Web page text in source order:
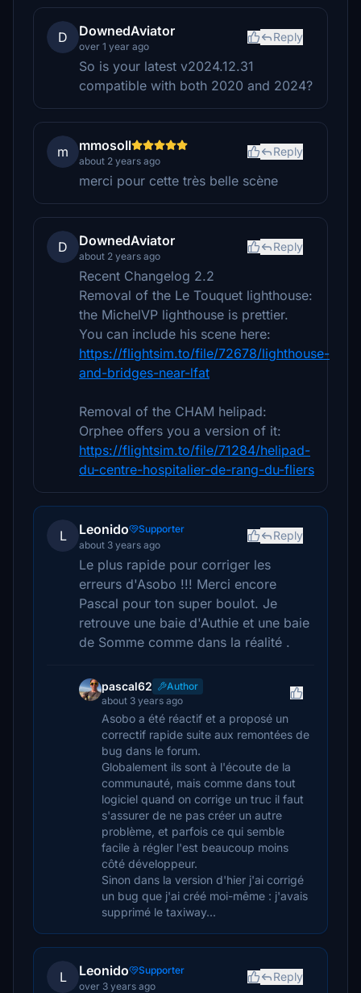
D DownedAviator
over 1 year ago
Reply
So is your latest v2024.12.31
compatible with both 2020 and 2024?
m mmosoll
about 2 years ago
Reply
merci pour cette très belle scène
D DownedAviator
about 2 years ago
Reply
Recent Changelog 2.2
Removal of the Le Touquet lighthouse:
the MichelVP lighthouse is prettier.
You can include his scene here:
https://flightsim.to/file/72678/lighthouse-
and-bridges-near-lfat
Removal of the CHAM helipad:
Orphee offers you a version of it:
https://flightsim.to/file/71284/helipad-
du-centre-hospitalier-de-rang-du-fliers
L Leonido
Supporter
about 3 years ago
Reply
Le plus rapide pour corriger les
erreurs d'Asobo !!! Merci encore
Pascal pour ton super boulot. Je
retrouve une baie d'Authie et une baie
de Somme comme dans la réalité .
pascal62
Author
about 3 years ago
Asobo a été réactif et a proposé un
correctif rapide suite aux remontées de
bug dans le forum.
Globalement ils sont à l'écoute de la
communauté, mais comme dans tout
logiciel quand on corrige un truc il faut
s'assurer de ne pas créer un autre
problème, et parfois ce qui semble
facile à régler l'est beaucoup moins
côté développeur.
Sinon dans la version d'hier j'ai corrigé
un bug que j'ai créé moi-même : j'avais
supprimé le taxiway...
L Leonido
Supporter
over 3 years ago
Reply